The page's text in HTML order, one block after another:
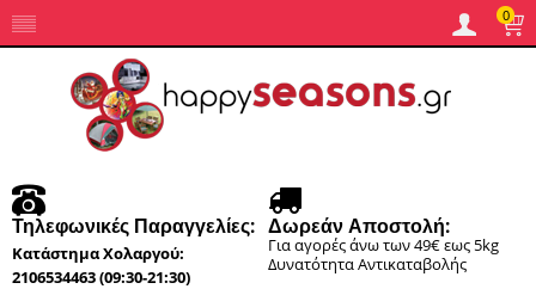
0
Τηλεφωνικές Παραγγελίες:
Κατάστημα Χολαργού:
2106534463 (09:30-21:30)
Δωρεάν Αποστολή:
Για αγορές άνω των 49€ εως 5kg
Δυνατότητα Αντικαταβολής